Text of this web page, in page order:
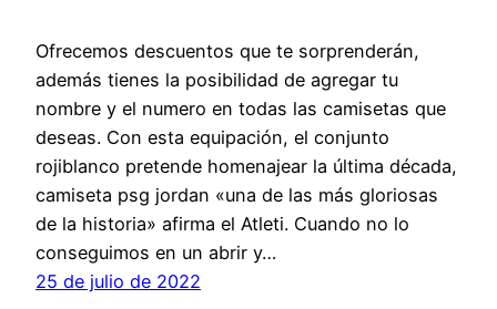
Ofrecemos descuentos que te sorprenderán,
además tienes la posibilidad de agregar tu
nombre y el numero en todas las camisetas que
deseas. Con esta equipación, el conjunto
rojiblanco pretende homenajear la última década,
camiseta psg jordan «una de las más gloriosas
de la historia» afirma el Atleti. Cuando no lo
conseguimos en un abrir y…
25 de julio de 2022